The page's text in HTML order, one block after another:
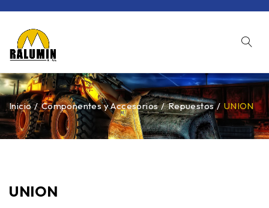
Inicio / Componentes y Accesorios / Repuestos / UNION
UNION